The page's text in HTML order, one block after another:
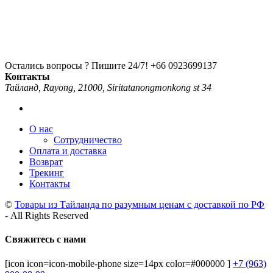
Остались вопросы ? Пишите 24/7! +66 0923699137
Контакты
Тайланд, Rayong, 21000, Siritatanongmonkong st 34
О нас
Сотрудничество
Оплата и доставка
Возврат
Трекинг
Контакты
© Товары из Тайланда по разумным ценам с доставкой по РФ
- All Rights Reserved
Свяжитесь с нами
[icon icon=icon-mobile-phone size=14px color=#000000 ] +7 (963)